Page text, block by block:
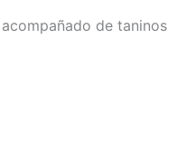
de taninos